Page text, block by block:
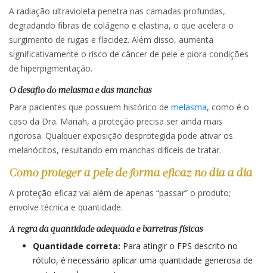
A radiação ultravioleta penetra nas camadas profundas,
degradando fibras de colágeno e elastina, o que acelera o
surgimento de rugas e flacidez. Além disso, aumenta
significativamente o risco de câncer de pele e piora condições
de hiperpigmentação.
O desafio do melasma e das manchas
Para pacientes que possuem histórico de melasma, como é o
caso da Dra. Mariah, a proteção precisa ser ainda mais
rigorosa. Qualquer exposição desprotegida pode ativar os
melanócitos, resultando em manchas difíceis de tratar.
Como proteger a pele de forma eficaz no dia a dia
A proteção eficaz vai além de apenas “passar” o produto;
envolve técnica e quantidade.
A regra da quantidade adequada e barreiras físicas
Quantidade correta: Para atingir o FPS descrito no
rótulo, é necessário aplicar uma quantidade generosa de